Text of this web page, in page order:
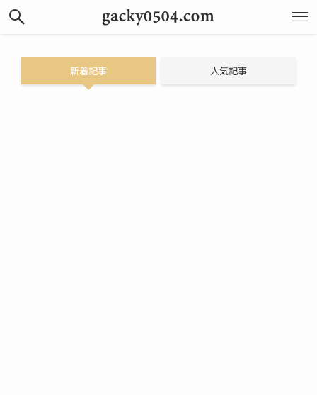
新着記事 人気記事